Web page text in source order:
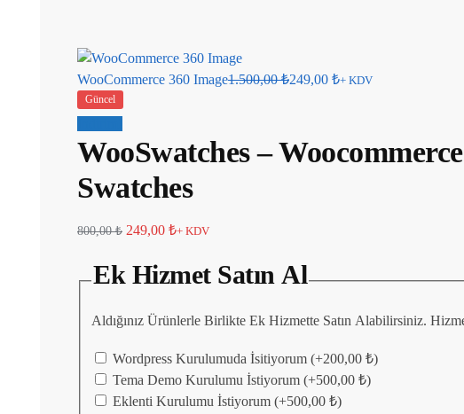
WooCommerce 360 Image1.500,00₺249,00 ₺+ KDV
Güncel
WooSwatches –
Swatches
800,00₺ 249,00 ₺+ KDV
Ek Hizmet Satın Al
Aldığınız Ürünlerle Birlikte Ek Hizmette Satın Alabilirsiniz.
Wordpress Kurulumuda İsitiyorum (+200,00 ₺)
Tema Demo Kurulumu İstiyorum (+500,00 ₺)
Eklenti Kurulumu İstiyorum (+500,00 ₺)